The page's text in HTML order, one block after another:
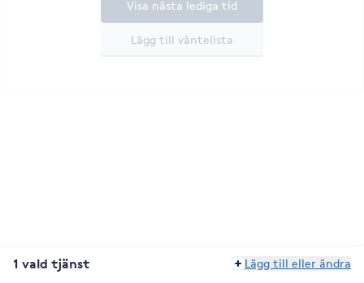
Lägg till väntelista
Visa nästa lediga tid
1 vald tjänst Lägg till eller ändra